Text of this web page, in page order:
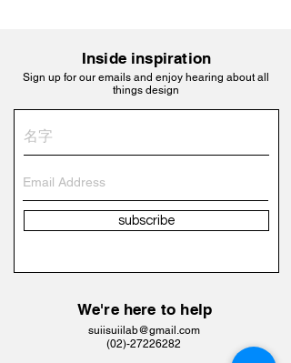
Inside inspiration
Sign up for our emails and enjoy hearing about all
things design
subscribe
We're here to help
suiisuiilab@gmail.com
​(02)-27226282